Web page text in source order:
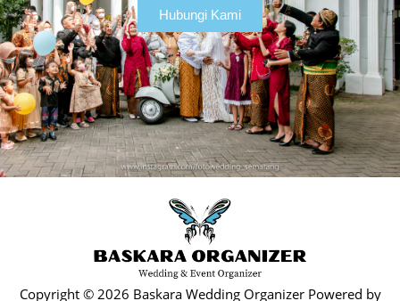
Hubungi Kami
Copyright © 2026 Baskara Wedding Organizer Powered by